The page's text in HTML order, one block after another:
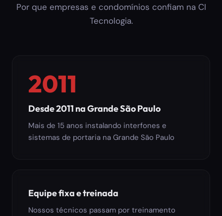
Por que empresas e condomínios confiam na CI
Tecnologia.
2011
Desde 2011 na Grande São Paulo
Mais de 15 anos instalando interfones e
sistemas de portaria na Grande São Paulo
Equipe fixa e treinada
Nossos técnicos passam por treinamento